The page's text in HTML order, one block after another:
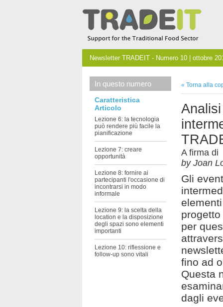
Newsletter TRADEIT - Numero 10 | ottobre
In questo numero
Caratteristica
Articolo
Lezione 6: la tecnologia
può rendere più facile la
pianificazione
Lezione 7: creare
opportunità
Lezione 8: fornire ai
partecipanti l'occasione di
incontrarsi in modo
informale
Lezione 9: la scelta della
location e la disposizione
degli spazi sono elementi
importanti
Lezione 10: riflessione e
follow-up sono vitali
« Torna alla
A firma di
by Joan
Gli
per
fino ad
Questa
dagli